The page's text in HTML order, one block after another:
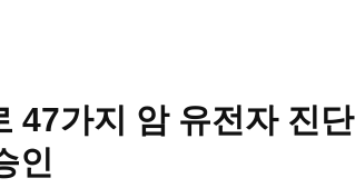
47가지 암 유전자 진단
인